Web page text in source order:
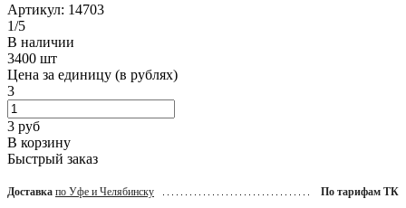
Артикул: 14703
1/5
В наличии
3400 шт
Цена за единицу (в рублях)
3
3 руб
В корзину
Быстрый заказ
Доставка по Уфе и Челябинску
По тарифам ТК